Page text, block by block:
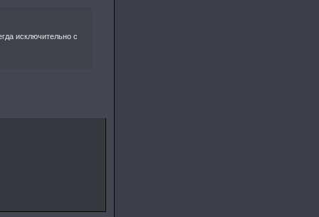
исключительно с